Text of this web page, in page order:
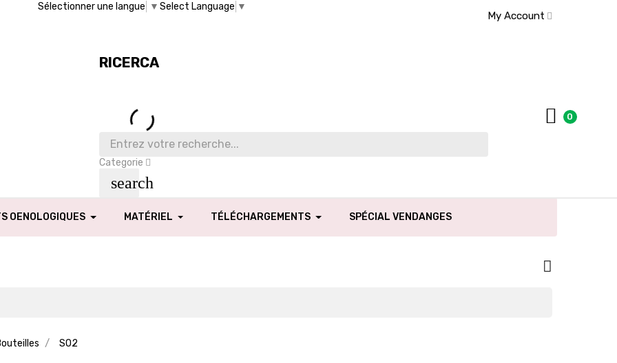
Sélectionner une langue ▼ Select Language ▼
My Account
RICERCA
Categorie
search
0
OENOLOGIQUES MATÉRIEL TÉLÉCHARGEMENTS SPÉCIAL VENDANGES
SO2